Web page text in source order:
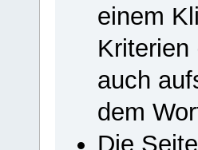
einem
auch
dem
Die